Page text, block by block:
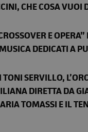
CHE COSA VUOI
E
DEDICATI A
SERVILLO,
DIRETTA DA
TOMASSI E IL